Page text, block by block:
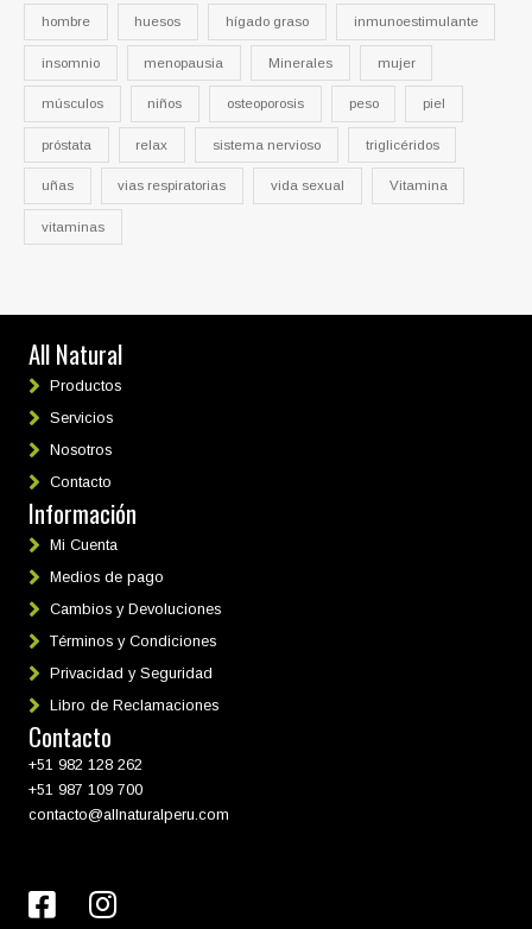
hombre huesos hígado graso inmunoestimulante
insomnio menopausia Minerales mujer
músculos niños osteoporosis peso piel
próstata relax sistema nervioso triglicéridos
uñas vias respiratorias vida sexual Vitamina
vitaminas
All Natural
Productos
Servicios
Nosotros
Contacto
Información
Mi Cuenta
Medios de pago
Cambios y Devoluciones
Términos y Condiciones
Privacidad y Seguridad
Libro de Reclamaciones
Contacto
+51 982 128 262
+51 987 109 700
contacto@allnaturalperu.com